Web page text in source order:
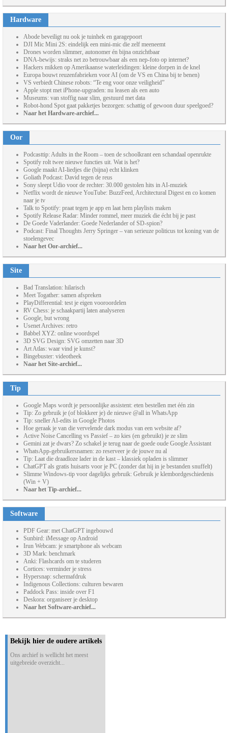
Hardware
Abode beveiligt nu ook je tuinhek en garagepoort
DJI Mic Mini 2S: eindelijk een mini-mic die zelf meeneemt
Drones worden slimmer, autonomer én bijna onzichtbaar
DNA-bewijs: straks net zo betrouwbaar als een nep-foto op internet?
Hackers mikken op Amerikaanse waterleidingen: kleine dorpen in de knel
Europa bouwt reuzenfabrieken voor AI (om de VS en China bij te benen)
VS verbiedt Chinese robots: “Te eng voor onze veiligheid”
Apple stopt met iPhone-upgraden: nu leasen als een auto
Museums: van stoffig naar slim, gestuurd met data
Robot-hond Spot gaat pakketjes bezorgen: schattig of gewoon duur speelgoed?
Naar het Hardware-archief...
Oor
Podcasttip: Adults in the Room – toen de schoolkrant een schandaal openrukte
Spotify rolt twee nieuwe functies uit. Wat is het?
Google maakt AI-liedjes die (bijna) echt klinken
Goliath Podcast: David tegen de reus
Sony sleept Udio voor de rechter: 30.000 gestolen hits in AI-muziek
Netflix wordt de nieuwe YouTube: BuzzFeed, Architectural Digest en co komen
naar je tv
Talk to Spotify: praat tegen je app en laat hem playlists maken
Spotify Release Radar: Minder rommel, meer muziek die écht bij je past
De Goede Vaderlander: Goede Nederlander of SD-spion?
Podcast: Final Thoughts Jerry Springer – van serieuze politicus tot koning van de
stoelengevec
Naar het Oor-archief...
Site
Bad Translation: hilarisch
Meet Togather: samen afspreken
PlayDifferential: test je eigen vooroordelen
RV Chess: je schaakpartij laten analyseren
Google, but wrong
Usenet Archives: retro
Babbel XYZ: online woordspel
3D SVG Design: SVG omzetten naar 3D
Art Atlas: waar vind je kunst?
Bingebuster: videotheek
Naar het Site-archief...
Tip
Google Maps wordt je persoonlijke assistent: eten bestellen met één zin
Tip: Zo gebruik je (of blokkeer je) de nieuwe @all in WhatsApp
Tip: sneller AI-edits in Google Photos
Hoe geraak je van die vervelende dark modus van een website af?
Active Noise Cancelling vs Passief – zo kies (en gebruikt) je ze slim
Gemini zat je dwars? Zo schakel je terug naar de goede oude Google Assistant
WhatsApp-gebruikersnamen: zo reserveer je de jouwe nu al
Tip: Laat die draadloze lader in de kast – klassiek opladen is slimmer
ChatGPT als gratis huisarts voor je PC (zonder dat hij in je bestanden snuffelt)
Slimme Windows-tip voor dagelijks gebruik: Gebruik je klembordgeschiedenis
(Win + V)
Naar het Tip-archief...
Software
PDF Gear: met ChatGPT ingebouwd
Sunbird: iMessage op Android
Irun Webcam: je smartphone als webcam
3D Mark: benchmark
Anki: Flashcards om te studeren
Cortices: verminder je stress
Hypersnap: schermafdruk
Indigenous Collections: culturen bewaren
Paddock Pass: inside over F1
Deskora: organiseer je desktop
Naar het Software-archief...
Bekijk hier de oudere artikels
Ons archief is wellicht het meest
uitgebreide overzicht...